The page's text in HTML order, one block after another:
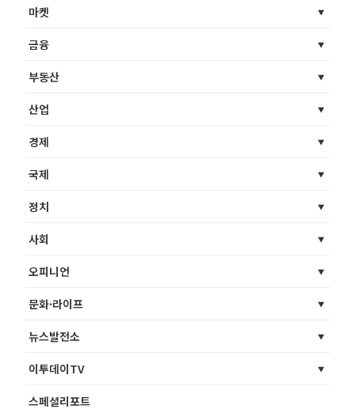
마켓
금융
부동산
산업
경제
국제
정치
사회
오피니언
문화·라이프
뉴스발전소
이투데이TV
스페셜리포트